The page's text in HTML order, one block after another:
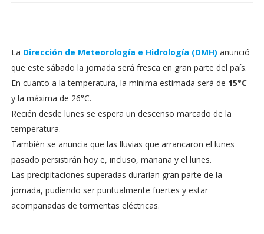
La Dirección de Meteorología e Hidrología (DMH) anunció
que este sábado la jornada será fresca en gran parte del país.
En cuanto a la temperatura, la mínima estimada será de 15°C
y la máxima de 26°C.
Recién desde lunes se espera un descenso marcado de la
temperatura.
También se anuncia que las lluvias que arrancaron el lunes
pasado persistirán hoy e, incluso, mañana y el lunes.
Las precipitaciones superadas durarían gran parte de la
jornada, pudiendo ser puntualmente fuertes y estar
acompañadas de tormentas eléctricas.